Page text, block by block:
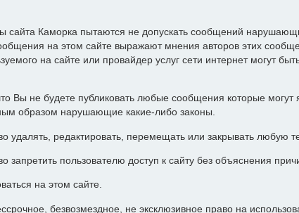
сайта Каморка пытаются не допускать сообщений
на этом сайте выражают мнения авторов этих
на сайте или провайдер услуг сети интернет могут
Вы не будете публиковать любые сообщения которые могут
образом нарушающие какие-либо законы.
удалять, редактировать, перемещать или закрывать любую
пользователю доступ к сайту без объяснения
на этом сайте.
безвозмездное, не эксклюзивное право на